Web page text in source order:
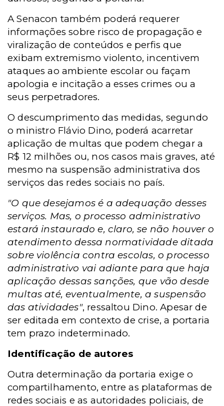
A Senacon também poderá requerer
informações sobre risco de propagação e
viralização de conteúdos e perfis que
exibam extremismo violento, incentivem
ataques ao ambiente escolar ou façam
apologia e incitação a esses crimes ou a
seus perpetradores.
O descumprimento das medidas, segundo
o ministro Flávio Dino, poderá acarretar
aplicação de multas que podem chegar a
R$ 12 milhões ou, nos casos mais graves, até
mesmo na suspensão administrativa dos
serviços das redes sociais no país.
"O que desejamos é a adequação desses
serviços. Mas, o processo administrativo
estará instaurado e, claro, se não houver o
atendimento dessa normatividade ditada
sobre violência contra escolas, o processo
administrativo vai adiante para que haja
aplicação dessas sanções, que vão desde
multas até, eventualmente, a suspensão
das atividades", ressaltou Dino. Apesar de
ser editada em contexto de crise, a portaria
tem prazo indeterminado.
Identificação de autores
Outra determinação da portaria exige o
compartilhamento, entre as plataformas de
redes sociais e as autoridades policiais, de